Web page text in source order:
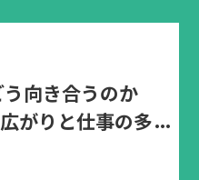
向き合うのか
がりと仕事の多